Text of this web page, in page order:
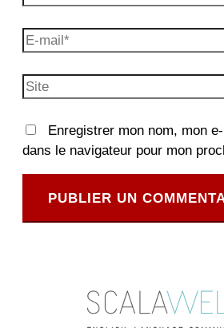
E-
mail*
Site
Enregistrer mon nom, mon
dans le navigateur pour mon